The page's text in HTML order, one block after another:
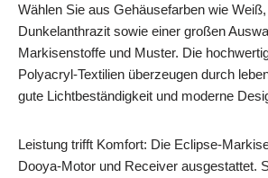
Wählen Sie aus Gehäusefarben wie
Dunkelanthrazit sowie einer großen
Markisenstoffe und Muster. Die
Polyacryl‑Textilien überzeugen durch
gute Lichtbeständigkeit und moderne
Leistung trifft Komfort: Die
Dooya‑Motor und Receiver ausgestattet.